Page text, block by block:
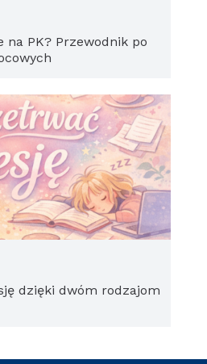
na PK? Przewodnik po
dzięki dwóm rodzajom